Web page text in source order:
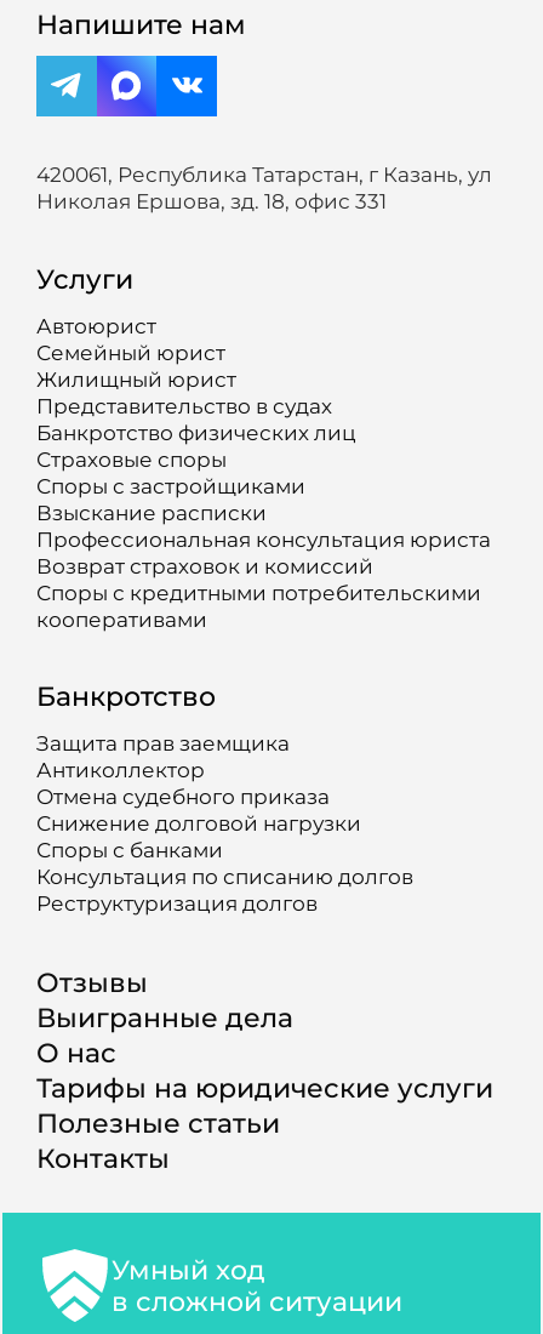
Напишите нам
420061, Республика Татарстан, г Казань, ул
Николая Ершова, зд. 18, офис 331
Услуги
Автоюрист
Семейный юрист
Жилищный юрист
Представительство в судах
Банкротство физических лиц
Страховые споры
Споры с застройщиками
Взыскание расписки
Профессиональная консультация юриста
Возврат страховок и комиссий
Споры с кредитными потребительскими
кооперативами
Банкротство
Защита прав заемщика
Антиколлектор
Отмена судебного приказа
Снижение долговой нагрузки
Споры с банками
Консультация по списанию долгов
Реструктуризация долгов
Отзывы
Выигранные дела
О нас
Тарифы на юридические услуги
Полезные статьи
Контакты
Умный ход
в сложной ситуации